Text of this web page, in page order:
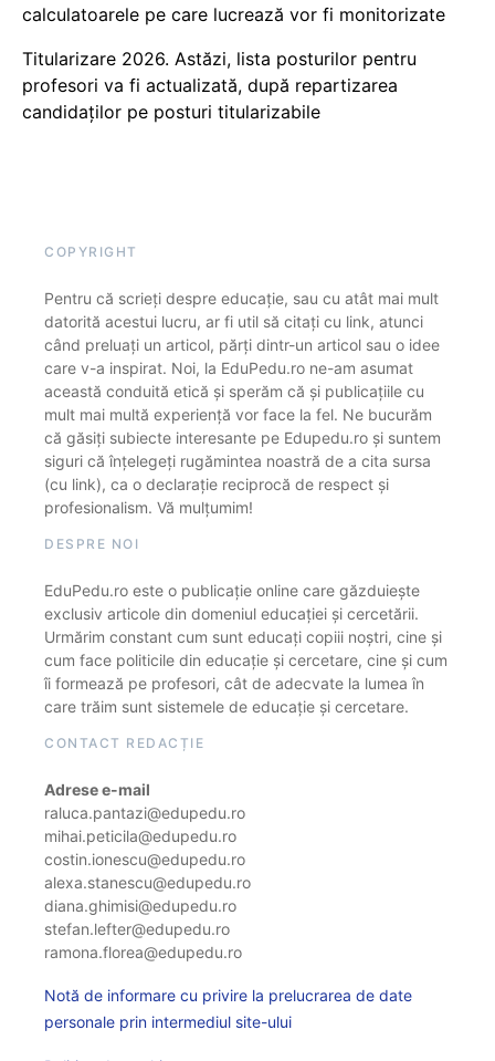
calculatoarele pe care lucrează vor fi monitorizate
Titularizare 2026. Astăzi, lista posturilor pentru
profesori va fi actualizată, după repartizarea
candidaților pe posturi titularizabile
COPYRIGHT
Pentru că scrieți despre educație, sau cu atât mai mult
datorită acestui lucru, ar fi util să citați cu link, atunci
când preluați un articol, părți dintr-un articol sau o idee
care v-a inspirat. Noi, la EduPedu.ro ne-am asumat
această conduită etică și sperăm că și publicațiile cu
mult mai multă experiență vor face la fel. Ne bucurăm
că găsiți subiecte interesante pe Edupedu.ro și suntem
siguri că înțelegeți rugămintea noastră de a cita sursa
(cu link), ca o declarație reciprocă de respect și
profesionalism. Vă mulțumim!
DESPRE NOI
EduPedu.ro este o publicație online care găzduiește
exclusiv articole din domeniul educației și cercetării.
Urmărim constant cum sunt educați copiii noștri, cine și
cum face politicile din educație și cercetare, cine și cum
îi formează pe profesori, cât de adecvate la lumea în
care trăim sunt sistemele de educație și cercetare.
CONTACT REDACȚIE
Adrese e-mail
raluca.pantazi@edupedu.ro
mihai.peticila@edupedu.ro
costin.ionescu@edupedu.ro
alexa.stanescu@edupedu.ro
diana.ghimisi@edupedu.ro
stefan.lefter@edupedu.ro
ramona.florea@edupedu.ro
Notă de informare cu privire la prelucrarea de date
personale prin intermediul site-ului